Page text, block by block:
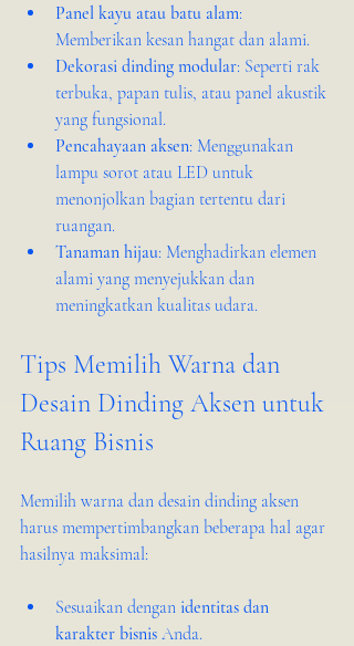
Panel kayu atau batu alam:
Memberikan kesan hangat dan alami.
Dekorasi dinding modular: Seperti rak
terbuka, papan tulis, atau panel akustik
yang fungsional.
Pencahayaan aksen: Menggunakan
lampu sorot atau LED untuk
menonjolkan bagian tertentu dari
ruangan.
Tanaman hijau: Menghadirkan elemen
alami yang menyejukkan dan
meningkatkan kualitas udara.
Tips Memilih Warna dan
Desain Dinding Aksen untuk
Ruang Bisnis
Memilih warna dan desain dinding aksen
harus mempertimbangkan beberapa hal agar
hasilnya maksimal:
Sesuaikan dengan identitas dan
karakter bisnis Anda.